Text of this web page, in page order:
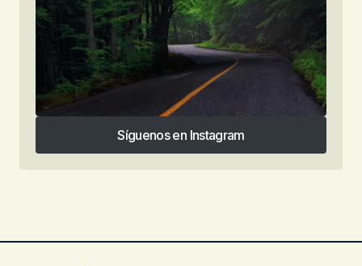
Síguenos en Instagram
Síguenos en Instagram